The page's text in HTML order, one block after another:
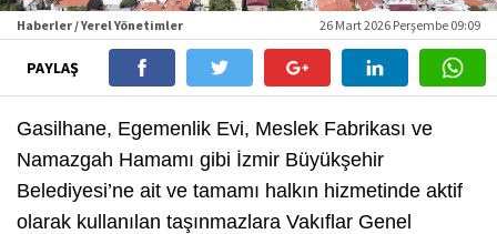
Haberler / Yerel Yönetimler 26 Mart 2026 Perşembe 09:09
PAYLAŞ
Gasilhane, Egemenlik Evi, Meslek Fabrikası ve
Namazgah Hamamı gibi İzmir Büyükşehir
Belediyesi’ne ait ve tamamı halkın hizmetinde aktif
olarak kullanılan taşınmazlara Vakıflar Genel